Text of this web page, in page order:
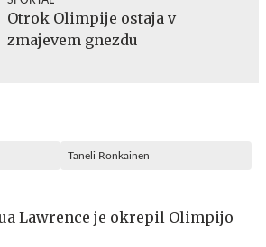
Otrok Olimpije ostaja v
zmajevem gnezdu
Taneli Ronkainen
Lawrence je okrepil Olimpijo